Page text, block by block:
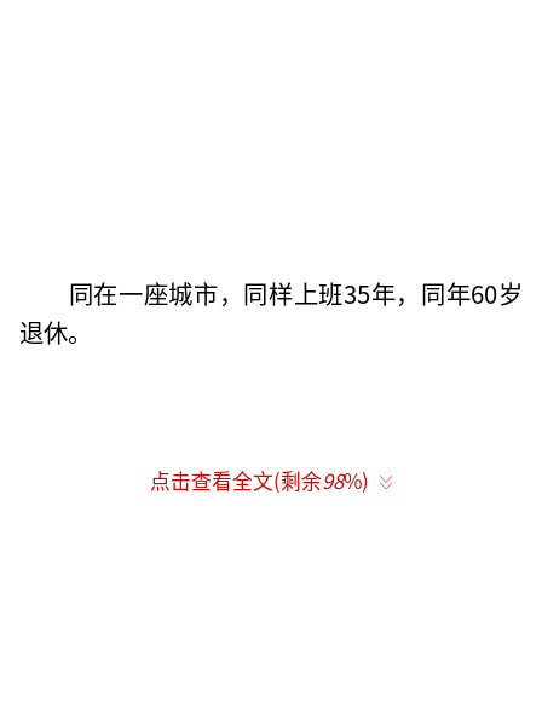
同在一座城市，同样上班35年，同年60岁
退休。
点击查看全文(剩余98%)